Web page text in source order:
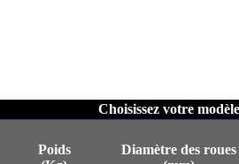
Choisissez votre modèle
Poids
Diamètre des roues